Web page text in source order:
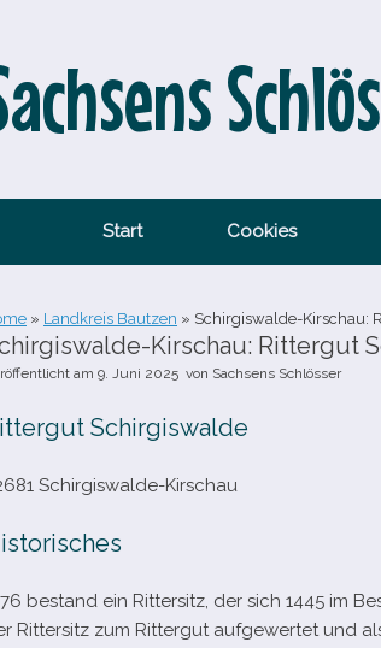
Start Cookies
» Landkreis Bautzen » Schirgiswalde-​Kirschau:
​Kirschau: Rittergut
am 9. Juni 2025 von Sachsens Schlösser
Schirgiswalde
Schirgiswalde-​Kirschau
bestand ein Rittersitz, der sich 1445 im
Rittersitz zum Rittergut auf­ge­wer­tet und